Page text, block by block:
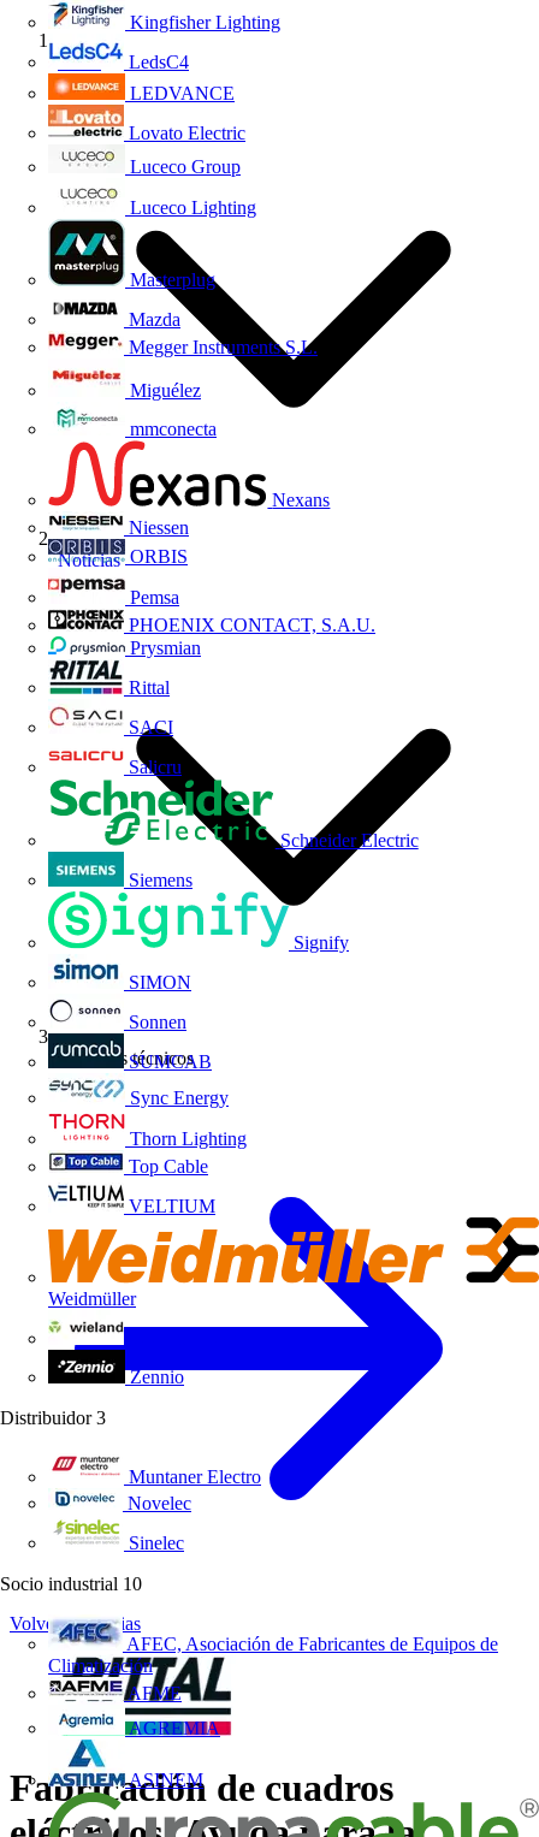
Kingfisher Lighting
LedsC4
LEDVANCE
Lovato Electric
Luceco Group
Luceco Lighting
Masterplug
Mazda
Megger Instruments S.L.
Miguélez
mmconecta
Nexans
Niessen
ORBIS
Pemsa
PHOENIX CONTACT, S.A.U.
Prysmian
Rittal
SACI
Salicru
Schneider Electric
Siemens
Signify
SIMON
Sonnen
SUMCAB
Sync Energy
Thorn Lighting
Top Cable
VELTIUM
Weidmüller
Zennio
Distribuidor 3
Muntaner Electro
Novelec
Sinelec
Socio industrial 10
AFEC, Asociación de Fabricantes de Equipos de
Climatización
AFME
AGREMIA
ASINEM
Inicio
Noticias
Artículos técnicos
Volver a Noticias
Fabricación de cuadros